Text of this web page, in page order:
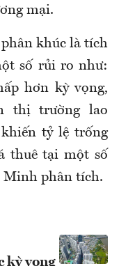
mại.
khúc là tích
số rủi ro như:
hơn kỳ vọng,
thị trường lao
tỷ lệ trống
thuê tại một số
Minh phân tích.
kỳ vọng